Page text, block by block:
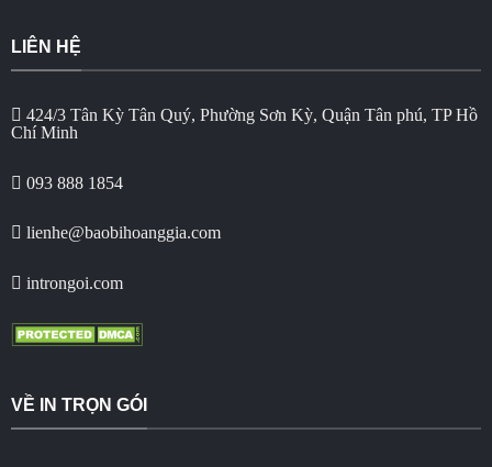
LIÊN HỆ
424/3 Tân Kỳ Tân Quý, Phường Sơn Kỳ, Quận Tân phú, TP Hồ
Chí Minh
093 888 1854
lienhe@baobihoanggia.com
introngoi.com
VỀ IN TRỌN GÓI